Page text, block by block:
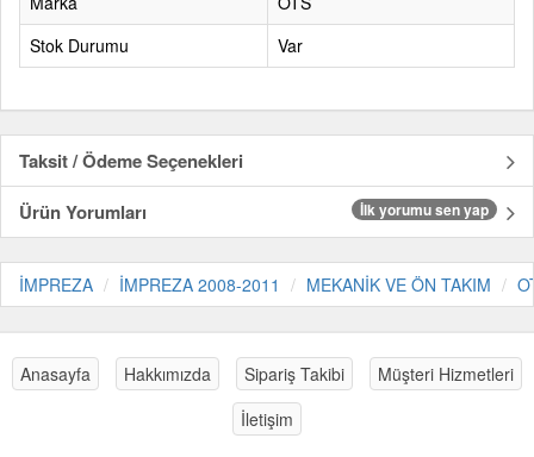
Stok Durumu
Var
Taksit / Ödeme Seçenekleri
Ürün Yorumları
İlk yorumu sen yap
İMPREZA İMPREZA 2008-2011 MEKANİK VE ÖN TAKIM
Anasayfa Hakkımızda Sipariş Takibi
Müşteri Hizmetleri
İletişim